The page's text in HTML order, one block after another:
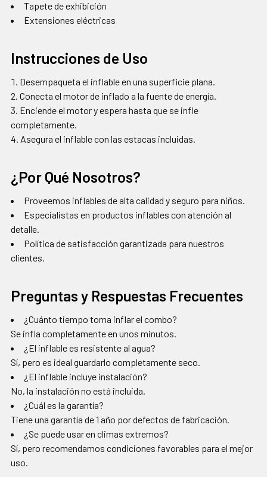
Tapete de exhibición
Extensiones eléctricas
Instrucciones de Uso
Desempaqueta el inflable en una superficie plana.
Conecta el motor de inflado a la fuente de energía.
Enciende el motor y espera hasta que se infle
completamente.
Asegura el inflable con las estacas incluidas.
¿Por Qué Nosotros?
Proveemos inflables de alta calidad y seguro para niños.
Especialistas en productos inflables con atención al
detalle.
Política de satisfacción garantizada para nuestros
clientes.
Preguntas y Respuestas Frecuentes
¿Cuánto tiempo toma inflar el combo?
Se infla completamente en unos minutos.
¿El inflable es resistente al agua?
Sí, pero es ideal guardarlo completamente seco.
¿El inflable incluye instalación?
No, la instalación no está incluida.
¿Cuál es la garantía?
Tiene una garantía de 1 año por defectos de fabricación.
¿Se puede usar en climas extremos?
Sí, pero recomendamos condiciones favorables para el mejor
uso.